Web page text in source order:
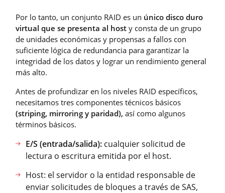
Por lo tanto, un conjunto RAID es un único disco duro
virtual que se presenta al host y consta de un grupo
de unidades económicas y propensas a fallos con
suficiente lógica de redundancia para garantizar la
integridad de los datos y lograr un rendimiento general
más alto.
Antes de profundizar en los niveles RAID específicos,
necesitamos tres componentes técnicos básicos
(striping, mirroring y paridad), así como algunos
términos básicos.
E/S (entrada/salida): cualquier solicitud de
lectura o escritura emitida por el host.
Host: el servidor o la entidad responsable de
enviar solicitudes de bloques a través de SAS,